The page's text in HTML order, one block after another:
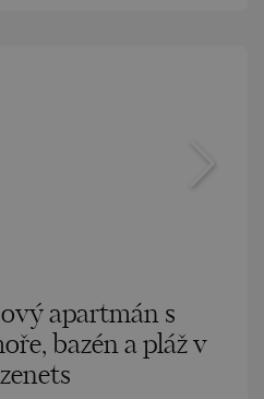
apartmán s
bazén a pláž v